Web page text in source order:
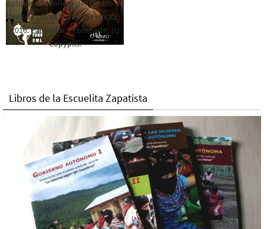
publica este folleto del Centro de
Medios Libres. Esta es la edición
2016. Para rolar y compartir. (c)
Copyplis.
Libros de la Escuelita Zapatista